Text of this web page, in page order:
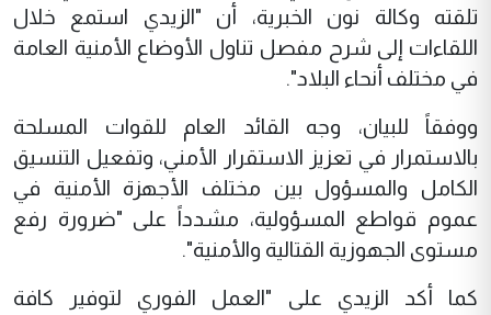
تلقته وكالة نون الخبرية، أن "الزيدي استمع خلال
اللقاءات إلى شرح مفصل تناول الأوضاع الأمنية العامة
في مختلف أنحاء البلاد".
ووفقاً للبيان، وجه القائد العام للقوات المسلحة
بالاستمرار في تعزيز الاستقرار الأمني، وتفعيل التنسيق
الكامل والمسؤول بين مختلف الأجهزة الأمنية في
عموم قواطع المسؤولية، مشدداً على "ضرورة رفع
مستوى الجهوزية القتالية والأمنية".
كما أكد الزيدي على "العمل الفوري لتوفير كافة